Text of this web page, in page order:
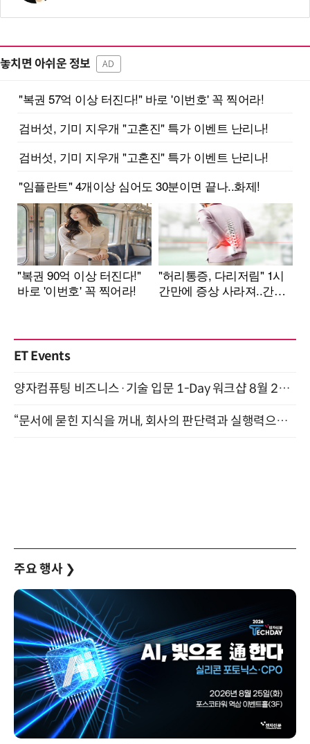
놓치면 아쉬운 정보 AD
ET Events
양자컴퓨팅 비즈니스·기술 입문 1-Day 워크샵 8월 28일 개최
“문서에 묻힌 지식을 꺼내, 회사의 판단력과 실행력으로 바꾸다” (8/20)
주요 행사 ❯